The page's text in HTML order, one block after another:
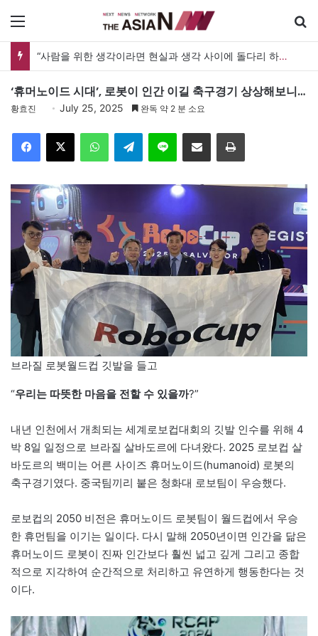
메뉴
“사람을 위한 생각이라면 현실과 생각 사이에 돌다리 하나는 놓아야 하지 않을까”
‘휴머노이드 시대’, 로봇이 인간 이길 축구경기 상상해보니…
황효진 July 25, 2025 완독 약 2 분 소요
Facebook
X WhatsAppTelegramLine 이메일 인쇄
브라질 로봇월드컵 깃발을 들고
“우리는 따뜻한 마음을 전할 수 있을까?”
내년 인천에서 개최되는 세계로보컵대회의 깃발 인수를 위해 4
박 8일 일정으로 브라질 살바도르에 다녀왔다. 2025 로보컵 살
바도르의 백미는 어른 사이즈 휴머노이드(humanoid) 로봇의
축구경기였다. 중국팀끼리 붙은 청화대 로보팀이 우승했다.
로보컵의 2050 비전은 휴머노이드 로봇팀이 월드컵에서 우승
한 휴먼팀을 이기는 일이다. 다시 말해 2050년이면 인간을 닮은
휴머노이드 로봇이 진짜 인간보다 훨씬 넓고 깊게 그리고 종합
적으로 지각하여 순간적으로 처리하고 유연하게 행동한다는 것
이다.